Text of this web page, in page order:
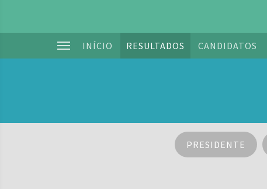
INÍCIO RESULTADOS CANDIDATOS
PRESIDENTE